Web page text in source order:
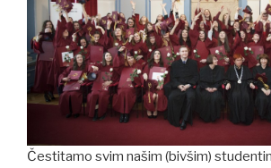
Čestitamo svim našim (bivšim)